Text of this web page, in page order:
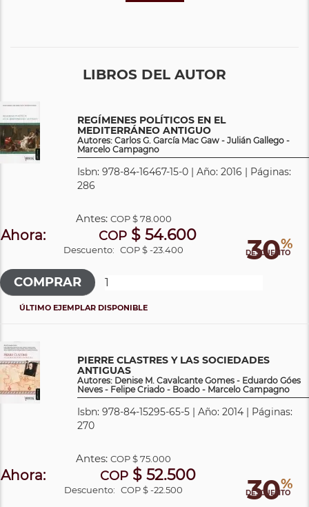
LIBROS DEL AUTOR
REGÍMENES POLÍTICOS EN EL
MEDITERRÁNEO ANTIGUO
Autores: Carlos G. García Mac Gaw - Julián Gallego -
Marcelo Campagno
Isbn: 978-84-16467-15-0 | Año: 2016 | Páginas:
286
30%
DESCUENTO
Antes: COP$ 78.000
Ahora: COP $ 54.600
Descuento: COP $ -23.400
ÚLTIMO EJEMPLAR DISPONIBLE
PIERRE CLASTRES Y LAS SOCIEDADES
ANTIGUAS
Autores: Denise M. Cavalcante Gomes - Eduardo Góes
Neves - Felipe Criado - Boado - Marcelo Campagno
Isbn: 978-84-15295-65-5 | Año: 2014 | Páginas:
270
30%
DESCUENTO
Antes:COP$ 75.000
Ahora: COP$ 52.500
Descuento: COP $ -22.500